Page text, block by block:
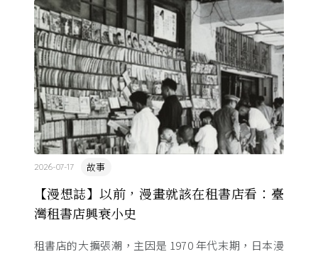
【漫想誌】以前，漫畫就該在租書店看：臺
灣租書店興衰小史
故事
2026-07-17
租書店的大擴張潮，主因是 1970 年代末期，日本漫